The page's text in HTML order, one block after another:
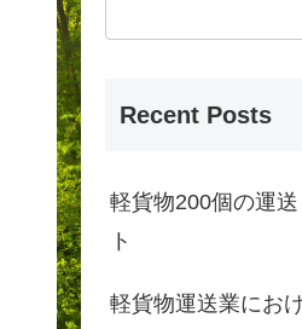
Recent Posts
軽貨物200個の運
ト
軽貨物運送業にお